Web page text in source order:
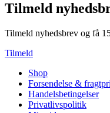
Tilmeld
Tilmeld nyhedsbrev og få
Tilmeld
Shop
Forsendelse &
Handelsbetingelser
Privatlivspolitik